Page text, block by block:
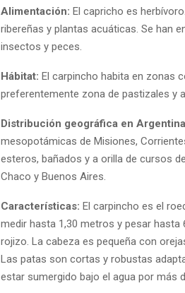
Alimentación: El capricho es
ribereñas y plantas acuáticas. Se han
insectos y peces.
Hábitat: El carpincho habita en zonas
preferentemente zona de pastizales y
Distribución geográfica en
mesopotámicas de Misiones,
esteros, bañados y a orilla de cursos
Chaco y Buenos Aires.
Características: El carpincho es el
medir hasta 1,30 metros y pesar hasta
rojizo. La cabeza es pequeña con
Las patas son cortas y robustas
estar sumergido bajo el agua por más